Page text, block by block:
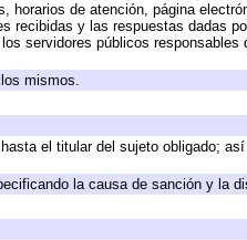
horarios de atención, página
recibidas y las respuestas dadas
servidores públicos responsables
mismos.
el titular del sujeto obligado;
la causa de sanción y la